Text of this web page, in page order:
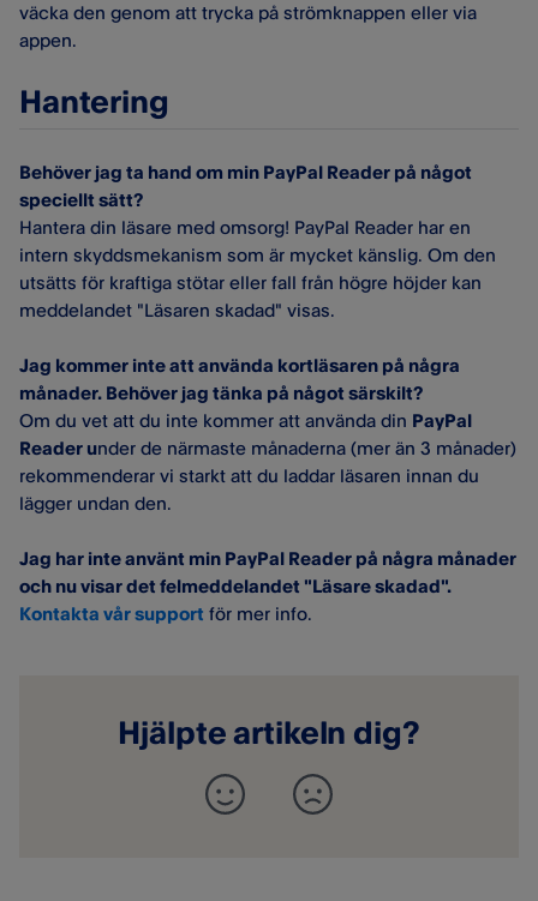
väcka den genom att trycka på strömknappen eller via
appen.
Hantering
Behöver jag ta hand om min PayPal Reader på något
speciellt sätt?
Hantera din läsare med omsorg! PayPal Reader har en
intern skyddsmekanism som är mycket känslig. Om den
utsätts för kraftiga stötar eller fall från högre höjder kan
meddelandet "Läsaren skadad" visas.
Jag kommer inte att använda kortläsaren på några
månader. Behöver jag tänka på något särskilt?
Om du vet att du inte kommer att använda din PayPal
Reader under de närmaste månaderna (mer än 3 månader)
rekommenderar vi starkt att du laddar läsaren innan du
lägger undan den.
Jag har inte använt min PayPal Reader på några månader
och nu visar det felmeddelandet "Läsare skadad".
Kontakta vår support för mer info.
Hjälpte artikeln dig?